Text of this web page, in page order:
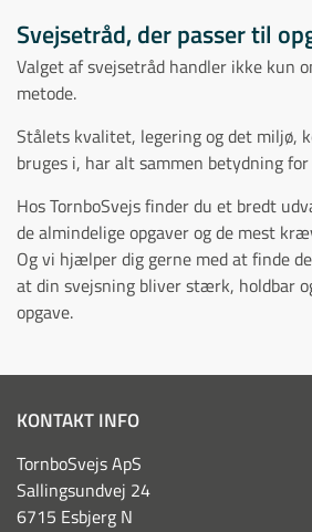
Svejsetråd, der passer til
Valget af svejsetråd handler ikke kun
metode.
Stålets kvalitet, legering og det miljø,
bruges i, har alt sammen betydning
Hos TornboSvejs finder du et bredt
de almindelige opgaver og de mest
Og vi hjælper dig gerne med at finde
at din svejsning bliver stærk, holdbar
opgave.
KONTAKT INFO
TornboSvejs ApS
Sallingsundvej 24
6715 Esbjerg N